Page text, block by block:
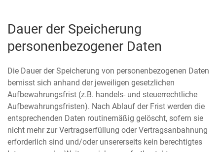
Dauer der Speicherung
personenbezogener Daten
Die Dauer der Speicherung von personenbezogenen Daten
bemisst sich anhand der jeweiligen gesetzlichen
Aufbewahrungsfrist (z.B. handels- und steuerrechtliche
Aufbewahrungsfristen). Nach Ablauf der Frist werden die
entsprechenden Daten routinemäßig gelöscht, sofern sie
nicht mehr zur Vertragserfüllung oder Vertragsanbahnung
erforderlich sind und/oder unsererseits kein berechtigtes